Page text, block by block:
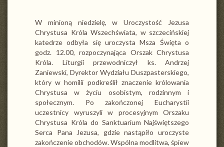
W minioną niedzielę, w Uroczystość Jezusa
Chrystusa Króla Wszechświata, w szczecińskiej
katedrze odbyła się uroczysta Msza Święta o
godz. 12.00, rozpoczynająca Orszak Chrystusa
Króla. Liturgii przewodniczył ks. Andrzej
Zaniewski, Dyrektor Wydziału Duszpasterskiego,
który w homilii podkreślił znaczenie królowania
Chrystusa w życiu osobistym, rodzinnym i
społecznym. Po zakończonej Eucharystii
uczestnicy wyruszyli w procesyjnym Orszaku
Chrystusa Króla do Sanktuarium Najświętszego
Serca Pana Jezusa, gdzie nastąpiło uroczyste
zakończenie obchodów. Wspólna modlitwa, śpiew